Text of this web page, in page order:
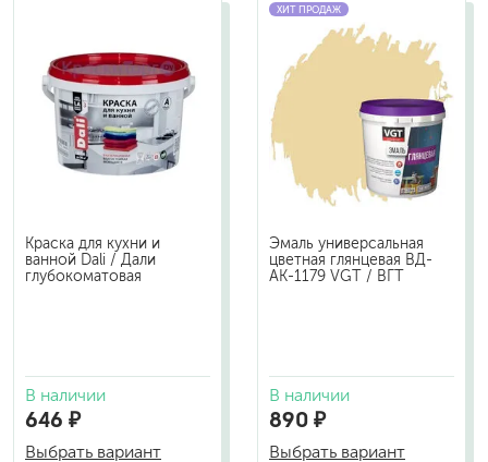
Краска для кухни и
ванной Dali / Дали
глубокоматовая
В наличии
646 ₽
Выбрать вариант
ХИТ ПРОДАЖ
Эмаль универсальная
цветная глянцевая ВД-
АК-1179 VGT / ВГТ
В наличии
890 ₽
Выбрать вариант